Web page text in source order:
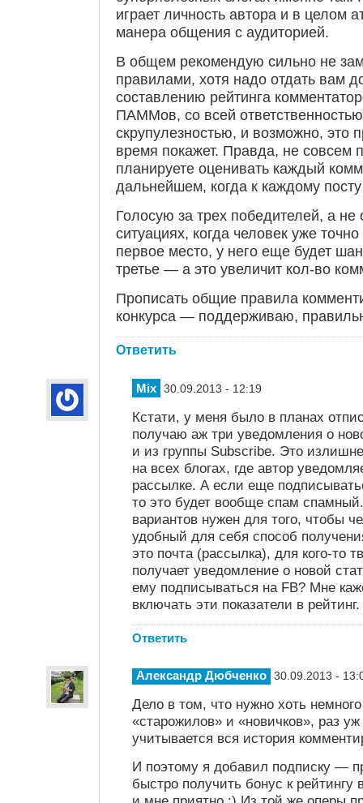
играет личность автора и в целом
манера общения с аудиторией.
В общем рекомендую сильно не
правилами, хотя надо отдать вам
составлению рейтинга
ПАММов, со всей
скрупулезностью, и возможно, это
время покажет. Правда, не совсем
планируете оценивать каждый
дальнейшем, когда к каждому
Голосую за трех победителей, а не
ситуациях, когда человек уже
первое место, у него еще будет
третье — а это увеличит кол-во
Прописать общие правила
конкурса — поддерживаю,
Ответить
Mix 30.09.2013 - 12:19
Кстати, у меня было в планах
получаю аж три уведомления о
и из группы Subscribe. Это
на всех блогах, где автор
рассылке. А если еще
то это будет вообще спам
вариантов нужен для того, чтобы
удобный для себя способ
это почта (рассылка), для кого-то
получает уведомление о новой
ему подписываться на FB? Мне
включать эти показатели в рейтинг.
Ответить
Александр Дюбченко 30.09.2013 -
Дело в том, что нужно хоть
«старожилов» и «новичков», раз
учитывается вся история
И поэтому я добавил подписку —
быстро получить бонус к рейтингу